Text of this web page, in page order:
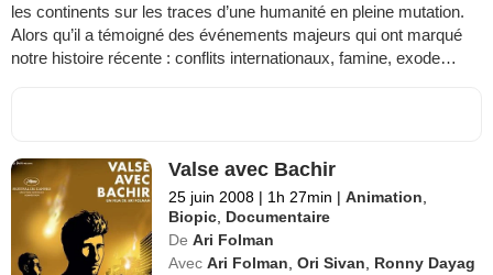
les continents sur les traces d’une humanité en pleine mutation.
Alors qu’il a témoigné des événements majeurs qui ont marqué
notre histoire récente : conflits internationaux, famine, exode…
Valse avec Bachir
25 juin 2008 | 1h 27min | Animation
Biopic Documentaire
De Ari Folman
Avec Ari Folman ,Ori Sivan
Ronny Dayag